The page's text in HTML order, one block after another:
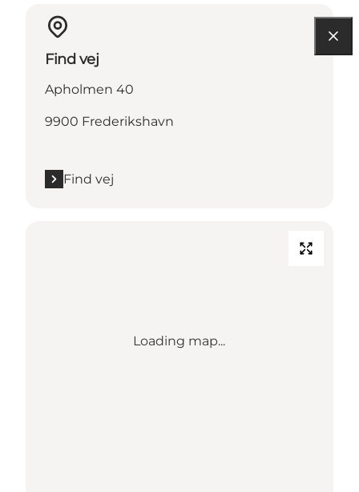
Find vej
Apholmen 40
9900 Frederikshavn
Find vej
Loading map...